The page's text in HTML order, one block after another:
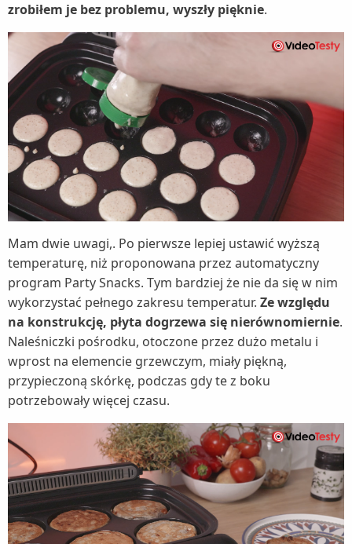
zrobiłem je bez problemu, wyszły pięknie.
Mam dwie uwagi,. Po pierwsze lepiej ustawić wyższą
temperaturę, niż proponowana przez automatyczny
program Party Snacks. Tym bardziej że nie da się w nim
wykorzystać pełnego zakresu temperatur. Ze względu
na konstrukcję, płyta dogrzewa się nierównomiernie.
Naleśniczki pośrodku, otoczone przez dużo metalu i
wprost na elemencie grzewczym, miały piękną,
przypieczoną skórkę, podczas gdy te z boku
potrzebowały więcej czasu.